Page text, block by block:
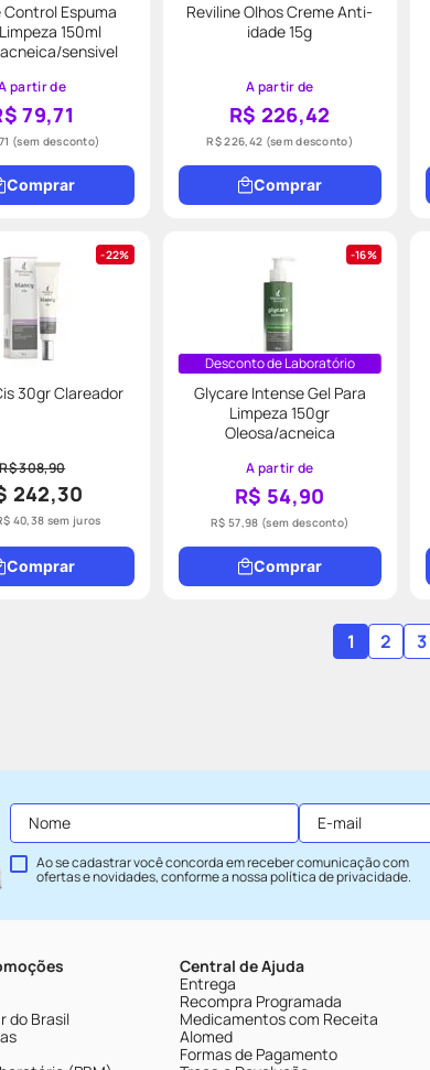
Control Espuma
150ml
sensivel
partir de
79,71
(sem desconto)
Comprar
Reviline Olhos Creme Anti-
idade 15g
A partir de
R$ 226,42
R$ 226,42 (sem desconto)
Comprar
22%
30gr Clareador
R$ 308,90
242,30
40,38 sem juros
Comprar
16%
Desconto de Laboratório
Glycare Intense Gel Para
Limpeza 150gr
Oleosa/acneica
A partir de
R$ 54,90
R$ 57,98 (sem desconto)
Comprar
1 2 3
Ao se cadastrar você concorda em receber comunicação com
ofertas e novidades, conforme a nossapolítica de privacidade.
do Brasil
Central de Ajuda
Entrega
Recompra Programada
Medicamentos com Receita
Alomed
Formas de Pagamento